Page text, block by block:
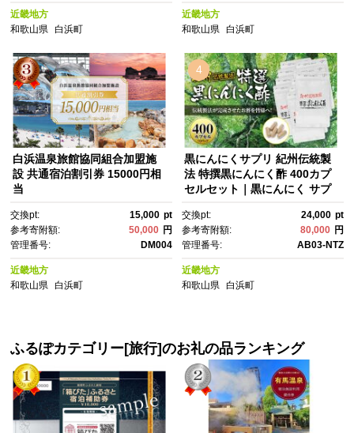
近畿地方
和歌山県
白浜町
ート 健康習慣 栄養補給 熟成 に
んにくパワー 栄養価 生活習慣
病予防【黒にんにく 黒にんに
く 黒にんにく 黒にんにく 黒に
んにく】
近畿地方
和歌山県
白浜町
白浜温泉旅館協同組合加盟施
設 共通宿泊割引券 15000円相
当
交換pt: 15,000 pt
参考寄附額:
50,000 円
管理番号:
DM004
近畿地方
和歌山県
白浜町
4
黒にんにくサプリ 紀州伝統製
法 特撰黒にんにく酢 400カプ
セルセット｜黒にんにく サプ
にく酢 カプセル 健康食品 発酵
食品 免疫力 美容 健康維持 疲労
回復 抗酸化作用 ビタミン サポ
ート 健康習慣 栄養補給 熟成 に
んにくパワー 栄養価 生活習慣
病予防【黒にんにく 黒にんに
交換pt: 24,000 pt
参考寄附額:
80,000 円
管理番号:
AB03-NTZ
近畿地方
和歌山県
白浜町
ふるぽカテゴリー[旅行]のお礼の品ランキング